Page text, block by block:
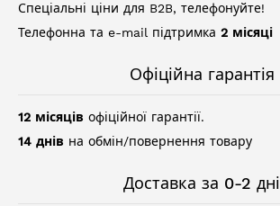
Спеціальні ціни для B2B, телефонуйте!
Телефонна та e-mail підтримка 2 місяці
Офіційна гарантія
12 місяців офіційної гарантії.
14 днів на обмін/повернення товару
Доставка за 0-2 дні